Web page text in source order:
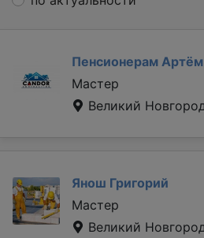
Пенсионерам Артём
Мастер
Великий
Янош Григорий
Мастер
Великий